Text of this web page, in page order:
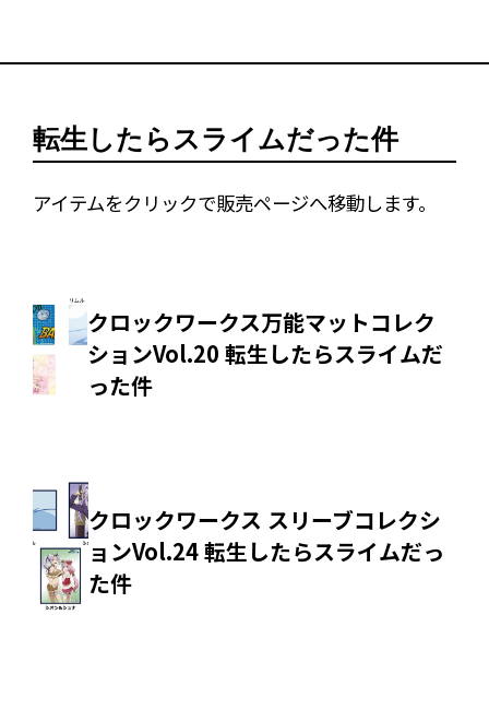
転生したらスライムだった件
アイテムをクリックで販売ページへ移動します。
クロックワークス万能マットコレク
ションVol.20 転生したらスライムだ
った件
クロックワークス スリーブコレクシ
ョンVol.24 転生したらスライムだっ
た件